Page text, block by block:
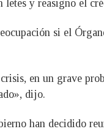
letes y reasigno el
si el
en un grave
dijo.
han decidido